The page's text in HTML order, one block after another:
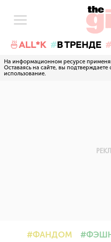
🍜ALL*K В ТРЕНДЕ
На информационном ресурсе
Оставаясь на сайте, вы подтверждаете
использование.
ФАНДОМ